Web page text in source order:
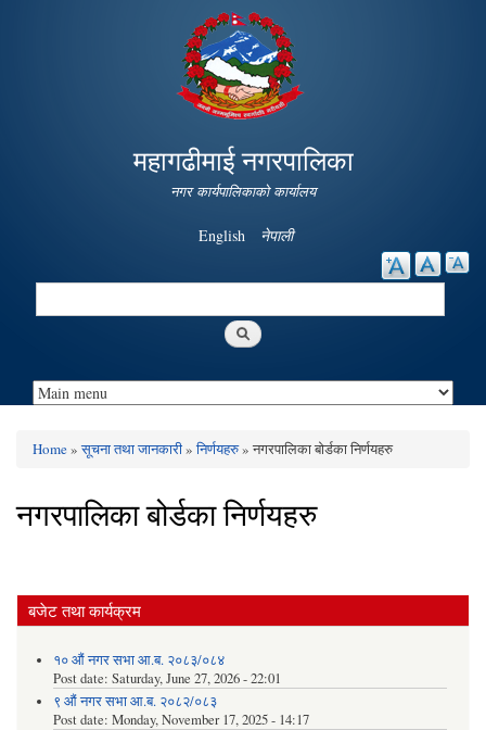
Skip to
main
content
महागढीमाई नगरपालिका
नगर कार्यपालिकाको कार्यालय
English नेपाली
Search
You are here
Home»सूचना तथा जानकारी»निर्णयहरु» नगरपालिका बोर्डका निर्णयहरु
नगरपालिका बोर्डका निर्णयहरु
बजेट तथा कार्यक्रम
१० औं नगर सभा आ.ब. २०८३/०८४
Post date: Saturday, June 27, 2026 - 22:01
९ औं नगर सभा आ.ब. २०८२/०८३
Post date: Monday, November 17, 2025 - 14:17